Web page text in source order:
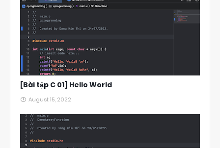
[Bài tập C 01] Hello World
August 15, 2022